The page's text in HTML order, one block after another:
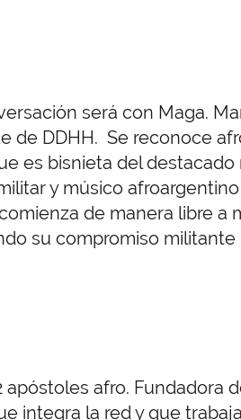
será con Maga.
de DDHH. Se reconoce
es bisnieta del destacado
y músico
de manera libre a
su compromiso militante
afro. Fundadora
integra la red y que